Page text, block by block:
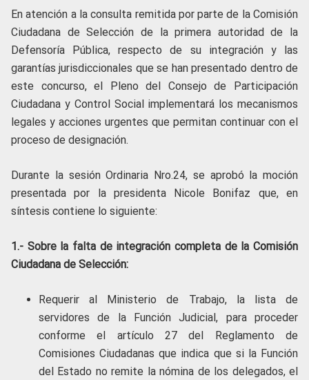
En atención a la consulta remitida por parte de la Comisión
Ciudadana de Selección de la primera autoridad de la
Defensoría Pública, respecto de su integración y las
garantías jurisdiccionales que se han presentado dentro de
este concurso, el Pleno del Consejo de Participación
Ciudadana y Control Social implementará los mecanismos
legales y acciones urgentes que permitan continuar con el
proceso de designación.
Durante la sesión Ordinaria Nro.24, se aprobó la moción
presentada por la presidenta Nicole Bonifaz que, en
síntesis contiene lo siguiente:
1.- Sobre la falta de integración completa de la Comisión
Ciudadana de Selección:
Requerir al Ministerio de Trabajo, la lista de
servidores de la Función Judicial, para proceder
conforme el artículo 27 del Reglamento de
Comisiones Ciudadanas que indica que si la Función
del Estado no remite la nómina de los delegados, el